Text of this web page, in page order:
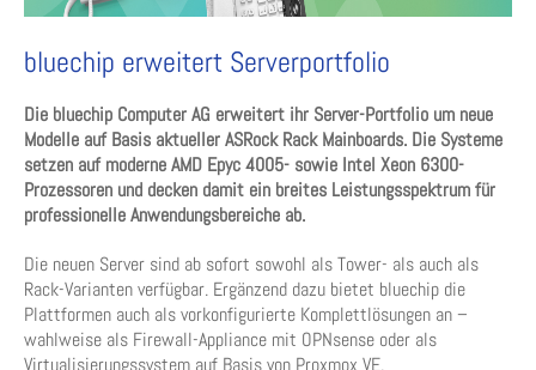
bluechip erweitert Serverportfolio
Die bluechip Computer AG erweitert ihr Server-Portfolio um neue
Modelle auf Basis aktueller ASRock Rack Mainboards. Die Systeme
setzen auf moderne AMD Epyc 4005- sowie Intel Xeon 6300-
Prozessoren und decken damit ein breites Leistungsspektrum für
professionelle Anwendungsbereiche ab.
Die neuen Server sind ab sofort sowohl als Tower- als auch als
Rack-Varianten verfügbar. Ergänzend dazu bietet bluechip die
Plattformen auch als vorkonfigurierte Komplettlösungen an –
wahlweise als Firewall-Appliance mit OPNsense oder als
Virtualisierungssystem auf Basis von Proxmox VE.